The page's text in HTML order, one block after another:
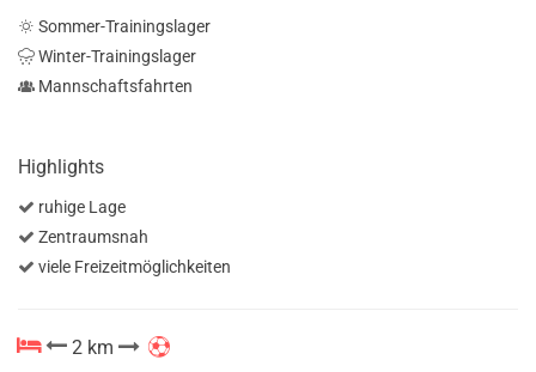
Sommer-Trainingslager
Winter-Trainingslager
Mannschaftsfahrten
Highlights
ruhige Lage
Zentraumsnah
viele Freizeitmöglichkeiten
2 km